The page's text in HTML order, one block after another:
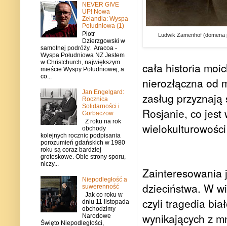
Ludwik Zamenhof (domena
cała historia
nierozłączna od
zasług
Rosjanie, co jest
Zainteresowania
dzieciństwa. W
czyli tragedia
wynikających z
NEVER GIVE
UP! Nowa
Zelandia: Wyspa
Południowa (1)
Piotr
Dzierzgowski w
samotnej podróży. Aracoa -
Wyspa Południowa NZ Jestem
w Christchurch, największym
mieście Wyspy Południowej, a
co...
Jan Engelgard:
Rocznica
Solidarności i
Gorbaczow
Z roku na rok
obchody
kolejnych rocznic podpisania
porozumień gdańskich w 1980
roku są coraz bardziej
groteskowe. Obie strony sporu,
niczy...
Niepodległość a
suwerenność
Jak co roku w
dniu 11 listopada
obchodzimy
Narodowe
Święto Niepodległości,